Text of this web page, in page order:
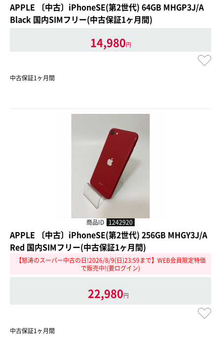
APPLE 〔中古〕iPhoneSE(第2世代) 64GB MHGP3J/A
Black 国内SIMフリー(中古保証1ヶ月間)
14,980円
中古保証1ヶ月間
商品ID 1242920
APPLE 〔中古〕iPhoneSE(第2世代) 256GB MHGY3J/A
Red 国内SIMフリー(中古保証1ヶ月間)
【怒涛のスーパー中古の日!2026/8/9(日)23:59まで】WEB会員限定特価
で販売中!(要ログイン)
22,980円
中古保証1ヶ月間